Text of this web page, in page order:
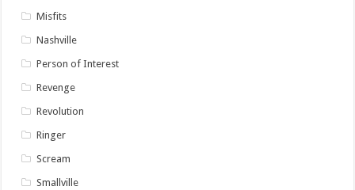
Misfits
Nashville
Person of Interest
Revenge
Revolution
Ringer
Scream
Smallville